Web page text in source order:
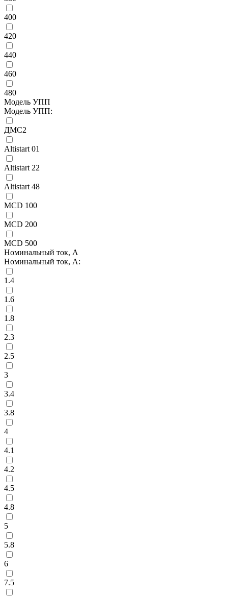
400
420
440
460
480
Модель УПП
Модель УПП:
ДМС2
Altistart 01
Altistart 22
Altistart 48
MCD 100
MCD 200
MCD 500
Номинальный ток, А
Номинальный ток, А:
1.4
1.6
1.8
2.3
2.5
3
3.4
3.8
4
4.1
4.2
4.5
4.8
5
5.8
6
7.5